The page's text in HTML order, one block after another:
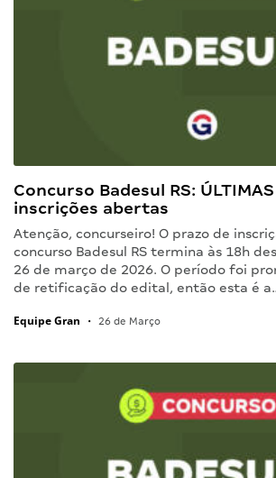
Concurso Badesul RS: ÚLTIMAS
inscrições abertas
Atenção, concurseiro! O prazo de
concurso Badesul RS termina às 18h
26 de março de 2026. O período foi
de retificação do edital, então esta é
Equipe Gran • 26 de Março